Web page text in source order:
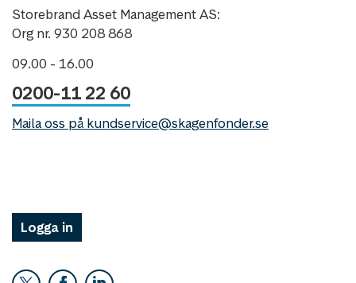
Storebrand Asset Management AS:
Org nr. 930 208 868
09.00 - 16.00
0200-11 22 60
Maila oss på kundservice@skagenfonder.se
Logga in